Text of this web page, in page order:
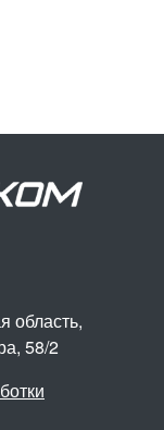
область,
58/2